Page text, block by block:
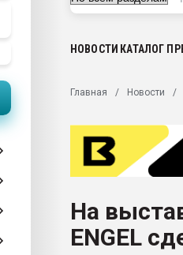
29.07.2026 ФРП помог
Вакуум-формовочные машины:
28.07.2026 Автоматизация
первый план в переработке
пластмасс
ситуацией на строительном
Всё, что касается выдува ПЭТ
бутылок
НОВОСТИ КАТАЛОГ
Главная Новости
На
ENGEL